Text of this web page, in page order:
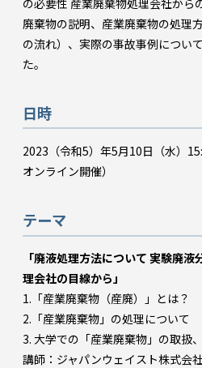
廃棄物の説明、産業廃棄物の処理
の流れ）、実際の事故事例につい
た。
日時
2023（令和5）年5月10日（水）
オンライン開催）
テーマ
「廃液処理方法について 実験廃
理会社の目線から」
1.「産業廃棄物（産廃）」とは？
2.「産業廃棄物」の処理について
3. 大学での「産業廃棄物」の取扱
講師：ジャパンウェイスト株式